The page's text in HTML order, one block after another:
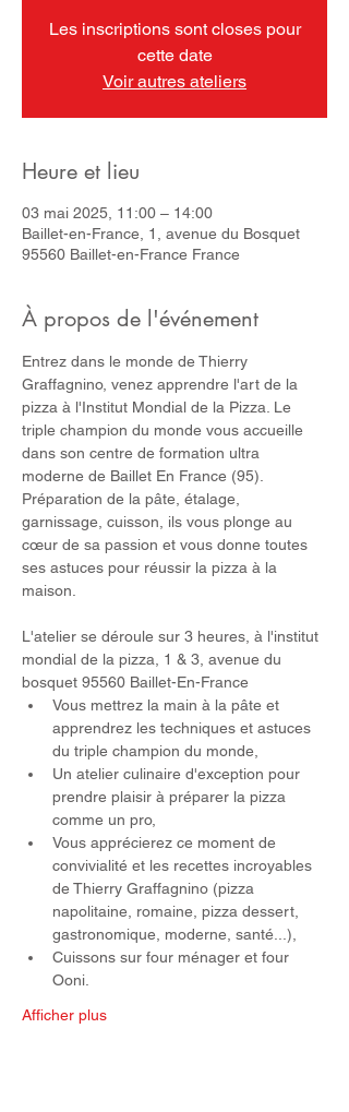
Les inscriptions sont closes pour
cette date
Voir autres ateliers
Heure et lieu
03 mai 2025, 11:00 – 14:00
Baillet-en-France, 1, avenue du Bosquet
95560 Baillet-en-France France
À propos de l'événement
Entrez dans le monde de Thierry
Graffagnino, venez apprendre l'art de la
pizza à l'Institut Mondial de la Pizza. Le
triple champion du monde vous accueille
dans son centre de formation ultra
moderne de Baillet En France (95).
Préparation de la pâte, étalage,
garnissage, cuisson, ils vous plonge au
cœur de sa passion et vous donne toutes
ses astuces pour réussir la pizza à la
maison.
L'atelier se déroule sur 3 heures, à l'institut
mondial de la pizza, 1 & 3, avenue du
bosquet 95560 Baillet-En-France
Vous mettrez la main à la pâte et
apprendrez les techniques et astuces
du triple champion du monde,
Un atelier culinaire d'exception pour
prendre plaisir à préparer la pizza
comme un pro,
Vous apprécierez ce moment de
convivialité et les recettes incroyables
de Thierry Graffagnino (pizza
napolitaine, romaine, pizza dessert,
gastronomique, moderne, santé...),
Cuissons sur four ménager et four
Ooni.
Afficher plus